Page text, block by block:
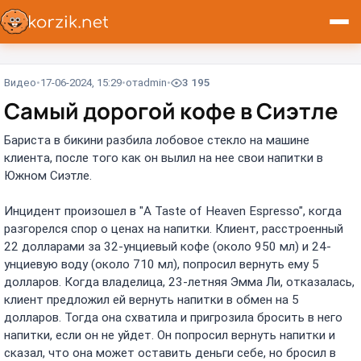
Видео 17-06-2024, 15:29 отadmin 3 195
Самый дорогой кофе в Сиэтле
Бариста в бикини разбила лобовое стекло на машине
клиента, после того как он вылил на нее свои напитки в
Южном Сиэтле.
Инцидент произошел в "A Taste of Heaven Espresso", когда
разгорелся спор о ценах на напитки. Клиент, расстроенный
22 долларами за 32-унциевый кофе (около 950 мл) и 24-
унциевую воду (около 710 мл), попросил вернуть ему 5
долларов. Когда владелица, 23-летняя Эмма Ли, отказалась,
клиент предложил ей вернуть напитки в обмен на 5
долларов. Тогда она схватила и пригрозила бросить в него
напитки, если он не уйдет. Он попросил вернуть напитки и
сказал, что она может оставить деньги себе, но бросил в